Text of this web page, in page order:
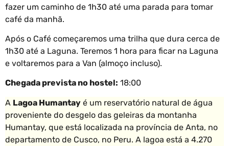
fazer um caminho de 1h30 até uma parada para tomar
café da manhã.
Após o Café começaremos uma trilha que dura cerca de
1h30 até a Laguna. Teremos 1 hora para ficar na Laguna
e voltaremos para a Van (almoço incluso).
Chegada prevista no hostel: 18:00
A Lagoa Humantay é um reservatório natural de água
proveniente do desgelo das geleiras da montanha
Humantay, que está localizada na província de Anta, no
departamento de Cusco, no Peru. A lagoa está a 4.270